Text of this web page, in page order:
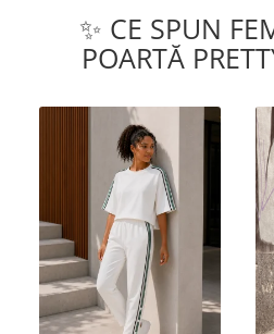
✨ CE SPUN
POARTĂ